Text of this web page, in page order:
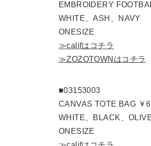
EMBROIDERY
WHITE、ASH、NAVY
ONESIZE
≫califはコチラ
≫ZOZOTOWNはコチラ
■03153003
CANVAS TOTE BAG ￥
WHITE、BLACK、
ONESIZE